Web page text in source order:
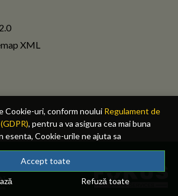
uri, conform noului Regulament de
, pentru a va asigura cea mai buna
esenta, Cookie-urile ne ajuta sa
de pe site, oferindu-va dvs., cititorul, o
si mult mai rapida. Ele sunt
ul nostru si partenerii nostri de incredere.
despre politica de Cookie-uri.
Accept toate
Refuză toate
XML
Toate drepturile rezervate.